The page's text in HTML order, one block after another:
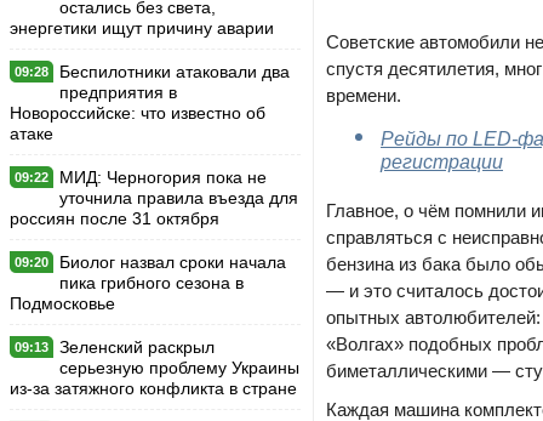
остались без света,
энергетики ищут причину аварии
09:28
Беспилотники атаковали два
предприятия в
Новороссийске: что известно об
атаке
09:22
МИД: Черногория пока не
уточнила правила въезда для
россиян после 31 октября
09:20
Биолог назвал сроки начала
пика грибного сезона в
Подмосковье
09:13
Зеленский раскрыл
серьезную проблему Украины
из-за затяжного конфликта в стране
Советские автомобили
спустя десятилетия,
времени.
Рейды по LED-
регистрации
Главное, о чём помнили
справляться с
бензина из бака было
— и это считалось
опытных
«Волгах» подобных
биметаллическими —
Каждая машина